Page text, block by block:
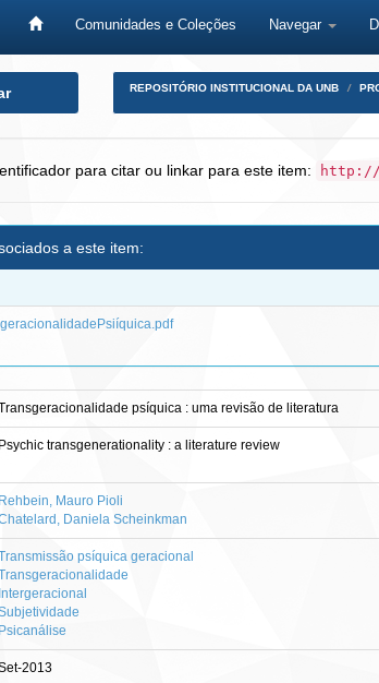
Comunidades e Coleções Navegar
REPOSITÓRIO INSTITUCIONAL DA UNB
para citar ou linkar para este item: http://
a este item:
psíquica : uma revisão de literatura
Psychic transgenerationality : a literature review
Rehbein, Mauro Pioli
Daniela Scheinkman
psíquica geracional
Intergeracional
Psicanálise
2013